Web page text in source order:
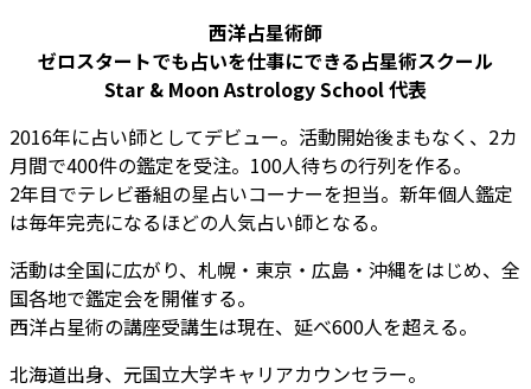
西洋占星術師
ゼロスタートでも占いを仕事にできる占星術スクール
Star & Moon Astrology School 代表
2016年に占い師としてデビュー。活動開始後まもなく、2カ
月間で400件の鑑定を受注。100人待ちの行列を作る。
2年目でテレビ番組の星占いコーナーを担当。新年個人鑑定
は毎年完売になるほどの人気占い師となる。
活動は全国に広がり、札幌・東京・広島・沖縄をはじめ、全
国各地で鑑定会を開催する。
西洋占星術の講座受講生は現在、延べ600人を超える。
北海道出身、元国立大学キャリアカウンセラー。